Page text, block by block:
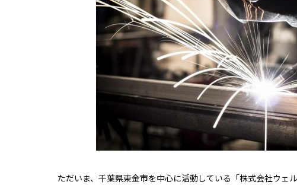
ただいま、千葉県東金市を中心に活動している「株式会社ウェ